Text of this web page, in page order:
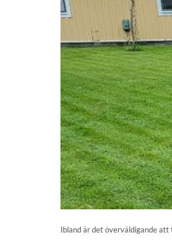
Ibland är det överväldigande